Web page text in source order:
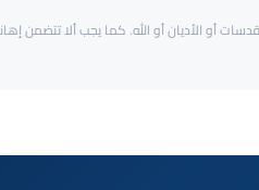
أو الأديان أو الله. كما يجب ألا تتضمن